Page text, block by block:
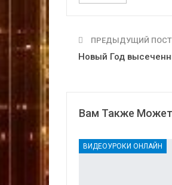
ПРЕДЫДУЩИЙ ПОСТ
Новый Год
Вам Также
ВИДЕОУРОКИ ОНЛАЙН